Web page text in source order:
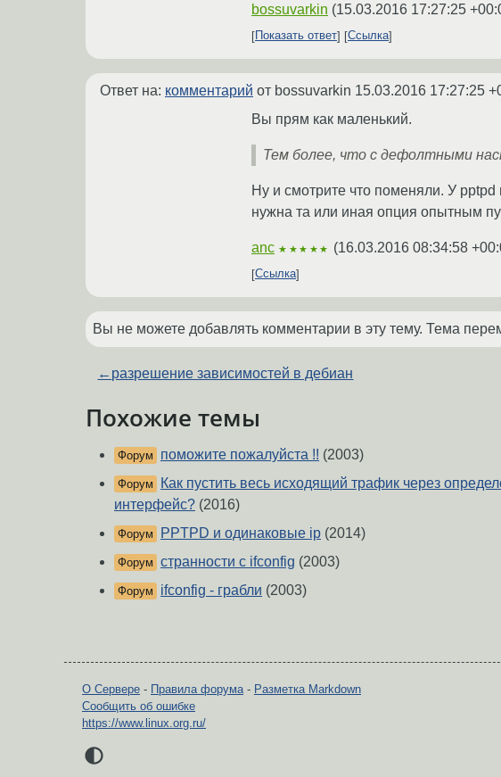
bossuvarkin (15.03.2016 17:27:25
Показать ответ
Ссылка
Ответ на: комментарий от bossuvarkin 15.03.2016 17:27:25
Вы прям как маленький.
Тем более, что с дефолтными
Ну и смотрите что поменяли. У
нужна та или иная опция опытным
anc ★★★★★ (16.03.2016 08:34:58
Ссылка
Вы не можете добавлять комментарии в эту тему. Тема
← разрешение зависимостей в дебиан
Похожие темы
Форум поможите пожалуйста !! (2003)
Форум
Как пустить весь исходящий трафик через
интерфейс? (2016)
Форум PPTPD и одинаковые ip (2014)
Форум странности с ifconfig (2003)
Форум ifconfig - грабли (2003)
О Сервере - Правила форума- Разметка Markdown
Сообщить об ошибке
https://www.linux.org.ru/